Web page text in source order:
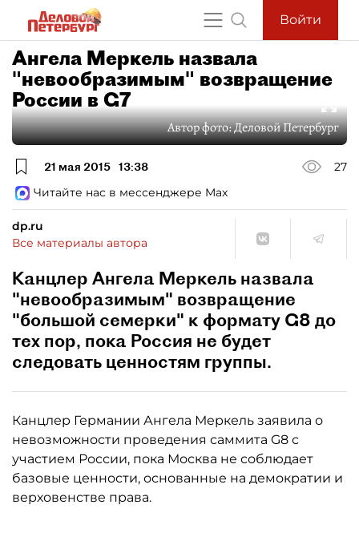
Войти
Ангела Меркель назвала
"невообразимым" возвращение
России в G7
Автор фото:Деловой Петербург
21 мая 2015 13:38
27
Читайте нас в мессенджере Max
dp.ru
Все материалы автора
Канцлер Ангела Меркель назвала
"невообразимым" возвращение
"большой семерки" к формату G8 до
тех пор, пока Россия не будет
следовать ценностям группы.
Канцлер Германии Ангела Меркель заявила о
невозможности проведения саммита G8 с
участием России, пока Москва не соблюдает
базовые ценности, основанные на демократии и
верховенстве права.